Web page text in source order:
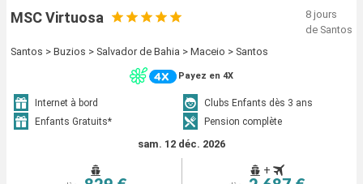
MSC Virtuosa
8 jours
de Santos
Santos > Buzios > Salvador de Bahia > Maceio > Santos
Payez en 4X
Internet à bord
Clubs Enfants dès 3 ans
Enfants Gratuits*
Pension complète
sam. 12 déc. 2026
+